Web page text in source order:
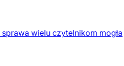
sprawa wielu czytelnikom mogła